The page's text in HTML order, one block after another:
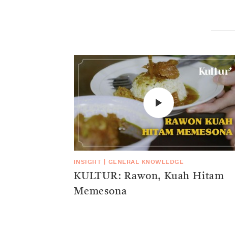
INSIGHT GENERAL KNOWLEDGE
KULTUR: Rawon, Kuah Hitam
Memesona